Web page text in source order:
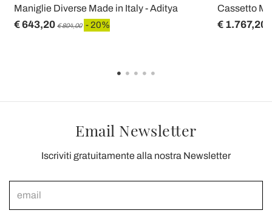
Maniglie Diverse Made in Italy - Aditya
€ 643,20 € 804,00 - 20%
Cassetto
€ 1.767,20
Email Newsletter
Iscriviti gratuitamente alla nostra Newsletter